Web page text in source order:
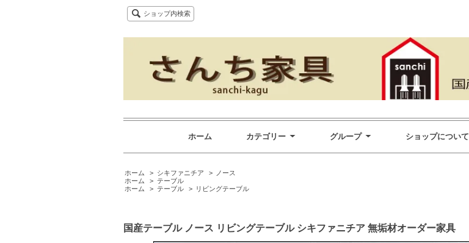
ショップ内検索
ホーム カテゴリー グループ ショップについて
ホーム > シキファニチア >
ノース
ホーム
> テーブル
ホーム
> テーブル > リビングテーブル
国産テーブル ノース リビングテーブル シキファニチア 無垢材オーダー家具